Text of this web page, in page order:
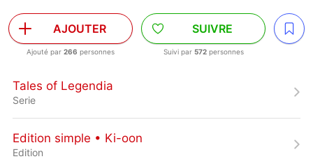
AJOUTER
Ajouté par 266 personnes
SUIVRE
Suivi par 572personnes
Tales of Legendia
Serie
Edition simple • Ki-oon
Edition